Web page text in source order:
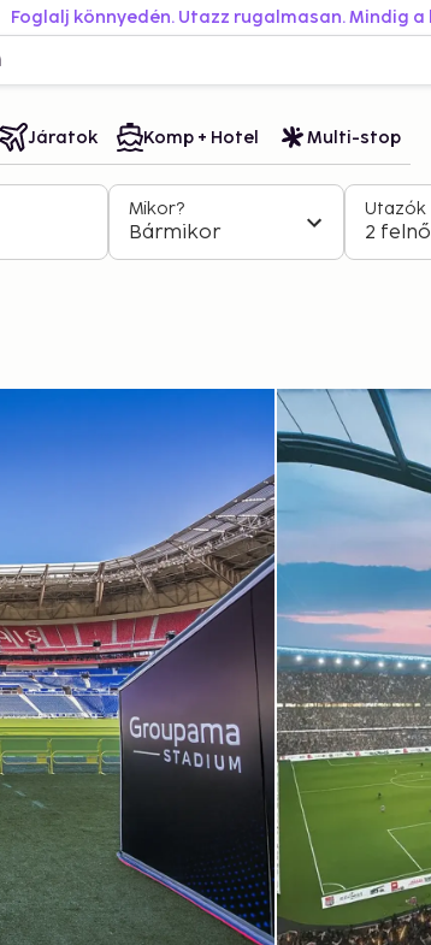
Foglalj könnyedén. Utazz rugalmasan. Mindig a
Járatok Komp + Hotel Multi-stop
Mikor?
Bármikor
Utazók
2